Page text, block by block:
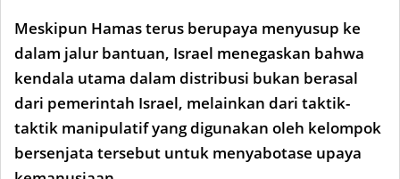
Meskipun Hamas terus berupaya menyusup ke
dalam jalur bantuan, Israel menegaskan bahwa
kendala utama dalam distribusi bukan berasal
dari pemerintah Israel, melainkan dari taktik-
taktik manipulatif yang digunakan oleh kelompok
bersenjata tersebut untuk menyabotase upaya